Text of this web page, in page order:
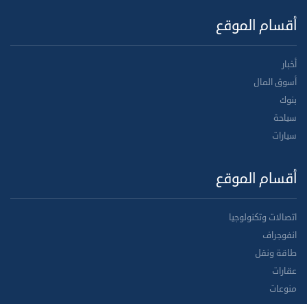
أقسام الموقع
أخبار
أسوق المال
بنوك
سياحة
سيارات
أقسام الموقع
اتصالات وتكنولوجيا
انفوجراف
طاقة ونقل
عقارات
منوعات